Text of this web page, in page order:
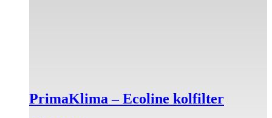
PrimaKlima – Ecoline kolfilter
kan
väljas